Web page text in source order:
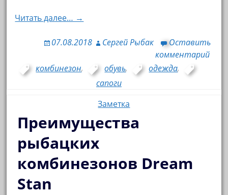
Читать далее… →
07.08.2018 Сергей Рыбак
Оставить
комментарий
комбинезон, обувь, одежда,
сапоги
Заметка
Преимущества
рыбацких
комбинезонов Dream
Stan